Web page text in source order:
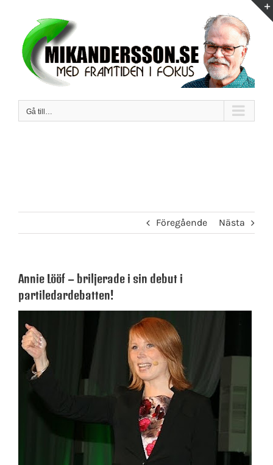
innehållet
Gå till…
Föregående Nästa
Annie Lööf – briljerade i sin debut i
partiledardebatten!